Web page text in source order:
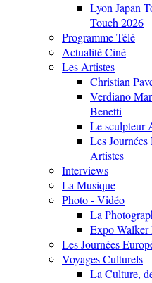
Lyon Japan
Touch 2026
Programme Télé
Actualité Ciné
Les Artistes
Christian
Verdiano
Benetti
Le sculpteur
Les
Artistes
Interviews
La Musique
Photo - Vidéo
La
Expo Walker
Les Journées
Voyages Culturels
La Culture,